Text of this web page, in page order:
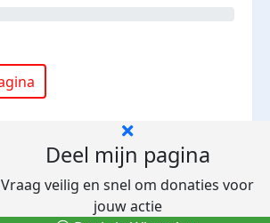
Deel mijn pagina
Vraag veilig en snel om donaties voor
jouw actie